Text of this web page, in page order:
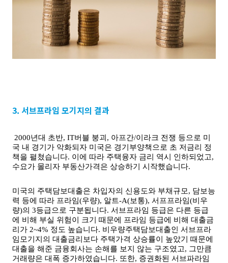
3. 서브프라임 모기지의 결과
국 내 경기가 악화되자 미국은 경기부양책으로 초 저금리 정
책을 펼쳤습니다. 이에 따라 주택융자 금리 역시 인하되었고,
수요가 몰리자 부동산가격은 상승하기 시작했습니다.
미국의 주택담보대출은 차입자의 신용도와 부채규모, 담보능
력 등에 따라 프라임(우량), 알트-A(보통), 서프프라임(비우
량)의 3등급으로 구분됩니다. 서브프라임 등급은 다른 등급
에 비해 부실 위험이 크기 때문에 프라임 등급에 비해 대출금
리가 2~4% 정도 높습니다. 비우량주택담보대출인 서브프라
임모기지의 대출금리보다 주택가격 상승률이 높았기 때문에
대출을 해준 금융회사는 손해를 보지 않는 구조였고, 그만큼
거래량은 대폭 증가하였습니다. 또한, 증권화된 서브파라임